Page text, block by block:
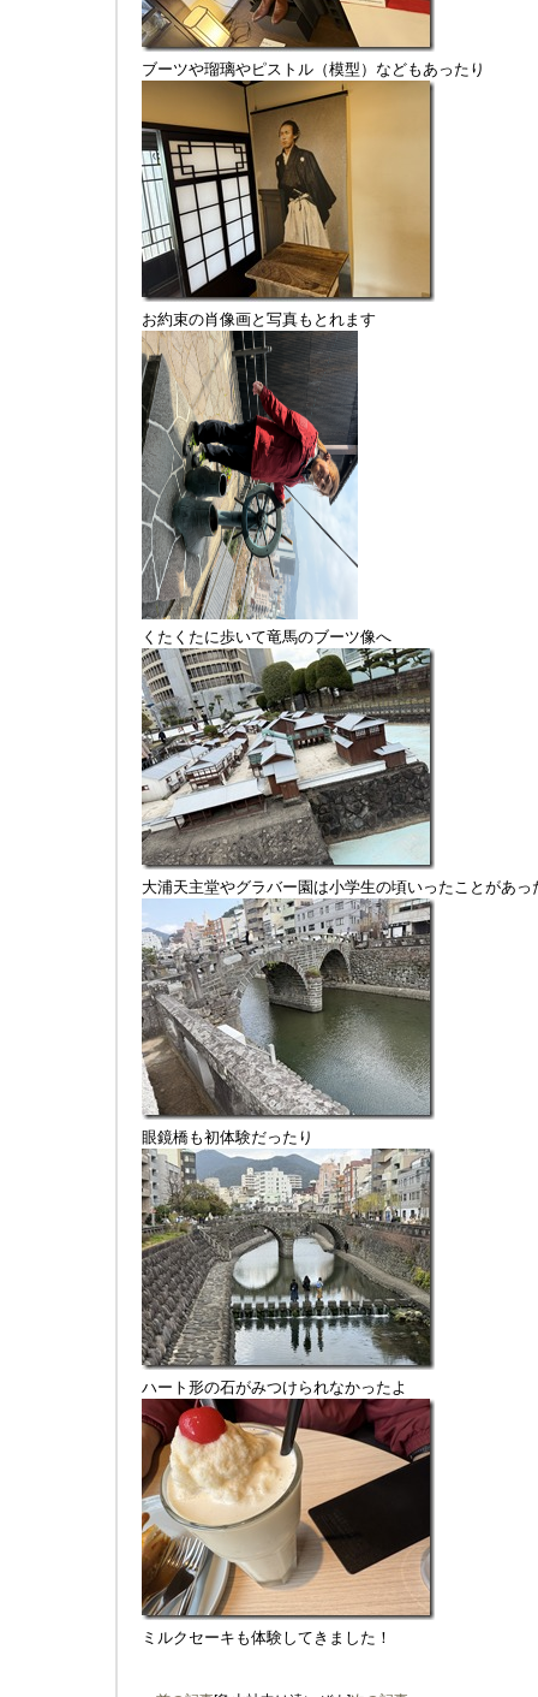
ブーツや瑠璃やピストル（模型）などもあったり
お約束の肖像画と写真もとれます
くたくたに歩いて竜馬のブーツ像へ
大浦天主堂やグラバー園は小学生の頃いったことがあっ
眼鏡橋も初体験だったり
ハート形の石がみつけられなかったよ
ミルクセーキも体験してきました！